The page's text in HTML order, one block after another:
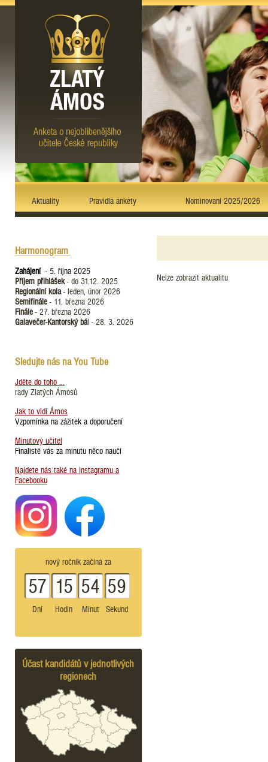
Aktuality Pravidla ankety Nominovaní 2025/2026
Harmonogram
Zahájení - 5. října 2025
Příjem přihlášek- do 31.12. 2025
Regionální kola- leden, únor 2026
Semifinále - 11. března 2026
Finále - 27. března 2026
Galavečer-Kantorský bál - 28. 3. 2026
Sledujte nás na You Tube
Jděte do toho ...
rady Zlatých Ámosů
Jak to vidí Ámos
Vzpomínka na zážitek a doporučení
Minutový učitel
Finalisté vás za minutu něco naučí
Najdete nás také na Instagramu a
Facebooku
nový ročník začíná za
57
Dní
15
Hodin
54
Minut
59
Sekund
Účast kandidátů v jednotlivých
regionech
Nelze zobrazit aktualitu